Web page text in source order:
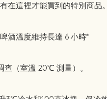
在這裡才能買到的特別商品。
酒溫度維持長達 6 小時*
查（室溫 20℃ 測量）。